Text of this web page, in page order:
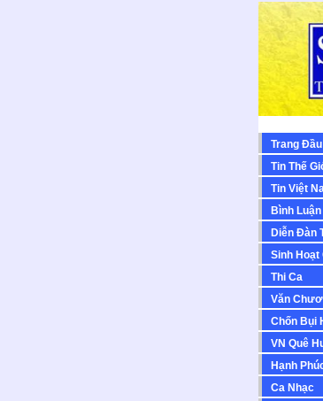
Trang Đầu
Tin Thế
Tin Việt
Bình
Diễn Ðàn
Sinh Hoạt
Thi Ca
Văn
Chốn Bụi
VN Quê
Hạnh
Ca Nhạc